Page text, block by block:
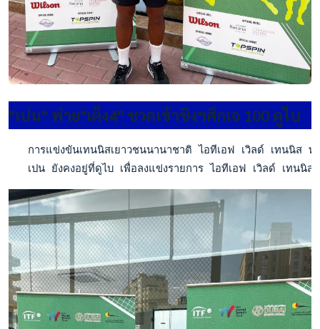
"เปน" พ่าย"เต็ง4" ชวดเข้าชิงฯศึกเจ 100 ดูไบ
การแข่งขันเทนนิสเยาวชนนานาชาติ ไอทีเอฟ เวิลด์ เทนนิส
เปน ยังคงอยู่ที่ดูไบ เพื่อลงแข่งรายการ ไอทีเอฟ เวิลด์ เทน